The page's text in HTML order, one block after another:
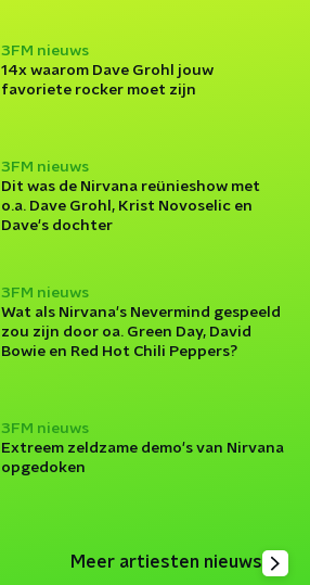
3FM nieuws
14x waarom Dave Grohl jouw
favoriete rocker moet zijn
3FM nieuws
Dit was de Nirvana reünieshow met
o.a. Dave Grohl, Krist Novoselic en
Dave's dochter
3FM nieuws
Wat als Nirvana's Nevermind gespeeld
zou zijn door oa. Green Day, David
Bowie en Red Hot Chili Peppers?
3FM nieuws
Extreem zeldzame demo's van Nirvana
opgedoken
Meer artiesten nieuws